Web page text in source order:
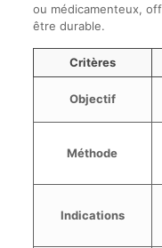
ou médicamenteux,
être durable.
Critères
Objectif
Méthode
Indications